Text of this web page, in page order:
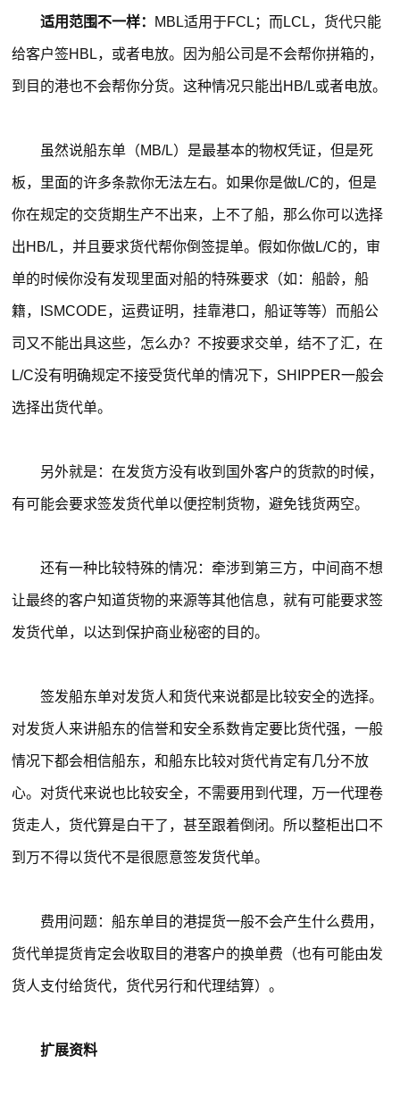
适用范围不一样： MBL适用于FCL；而LCL，货代只能
给客户签HBL，或者电放。因为船公司是不会帮你拼箱的，
到目的港也不会帮你分货。这种情况只能出HB/L或者电放。
虽然说船东单（MB/L）是最基本的物权凭证，但是死
板，里面的许多条款你无法左右。如果你是做L/C的，但是
你在规定的交货期生产不出来，上不了船，那么你可以选择
出HB/L，并且要求货代帮你倒签提单。假如你做L/C的，审
单的时候你没有发现里面对船的特殊要求（如：船龄，船
籍，ISMCODE，运费证明，挂靠港口，船证等等）而船公
司又不能出具这些，怎么办？不按要求交单，结不了汇，在
L/C没有明确规定不接受货代单的情况下，SHIPPER一般会
选择出货代单。
另外就是：在发货方没有收到国外客户的货款的时候，
有可能会要求签发货代单以便控制货物，避免钱货两空。
还有一种比较特殊的情况：牵涉到第三方，中间商不想
让最终的客户知道货物的来源等其他信息，就有可能要求签
发货代单，以达到保护商业秘密的目的。
签发船东单对发货人和货代来说都是比较安全的选择。
对发货人来讲船东的信誉和安全系数肯定要比货代强，一般
情况下都会相信船东，和船东比较对货代肯定有几分不放
心。对货代来说也比较安全，不需要用到代理，万一代理卷
货走人，货代算是白干了，甚至跟着倒闭。所以整柜出口不
到万不得以货代不是很愿意签发货代单。
费用问题：船东单目的港提货一般不会产生什么费用，
货代单提货肯定会收取目的港客户的换单费（也有可能由发
货人支付给货代，货代另行和代理结算）。
扩展资料